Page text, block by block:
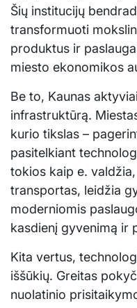
Šių institucijų
transformuoti
produktus ir
miesto ekonomikos
Be to, Kaunas
infrastruktūrą.
kurio tikslas –
pasitelkiant
tokios kaip e.
transportas, leidžia
moderniomis
kasdienį gyvenimą ir
Kita vertus,
iššūkių. Greitas
nuolatinio